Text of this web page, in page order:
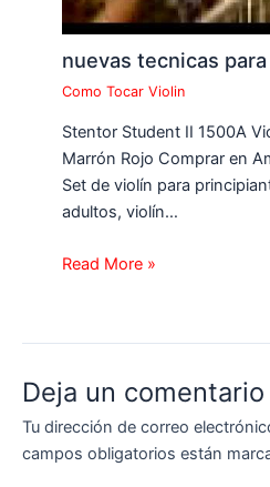
nuevas tecnicas
Como Tocar Violin
Stentor Student II 1500A
Marrón Rojo Comprar en
Set de violín para
adultos, violín…
Read More »
Deja un comentario
Tu dirección de correo
campos obligatorios están